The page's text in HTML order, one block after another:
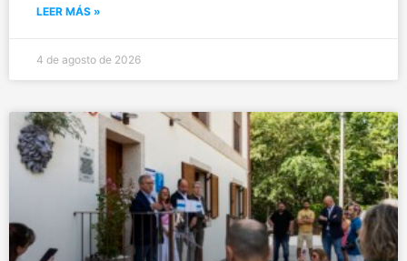
LEER MÁS »
4 de agosto de 2026